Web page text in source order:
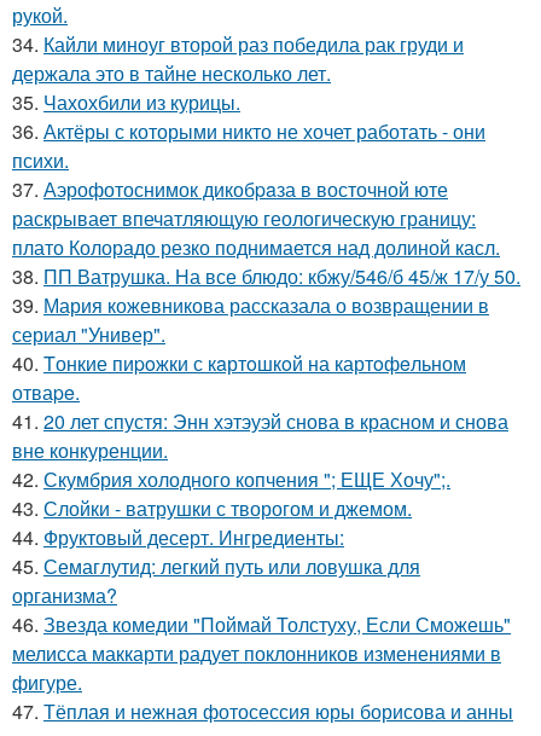
рукой.
34. Кайли миноуг второй раз победила рак груди и
держала это в тайне несколько лет.
35. Чахохбили из курицы.
36. Актёры с которыми никто не хочет работать - они
психи.
37. Аэрофотоснимок дикобpaза в восточной юте
раскрывает впечатляющую геологическую границу:
плато Колорадо резко поднимается над долиной касл.
38. ПП Ватрушка. На все блюдо: кбжу/546/б 45/ж 17/у 50.
39. Мария кожевникова рассказала о возвращении в
сериал "Универ".
40. Tонкие пиpoжки с кaртoшкoй на картoфeльном
отваpe.
41. 20 лет спустя: Энн хэтэуэй снова в красном и снова
вне конкуренции.
42. Скумбрия холодного копчения "; ЕЩЕ Хочу";.
43. Слойки - ватрушки с творогом и джемом.
44. Фруктовый десерт. Ингредиенты:
45. Семаглутид: легкий путь или ловушка для
организма?
46. Звезда комедии "Поймай Толстуху, Если Сможешь"
мелисса маккарти радует поклонников изменениями в
фигуре.
47. Тёплая и нежная фотосессия юры борисова и анны